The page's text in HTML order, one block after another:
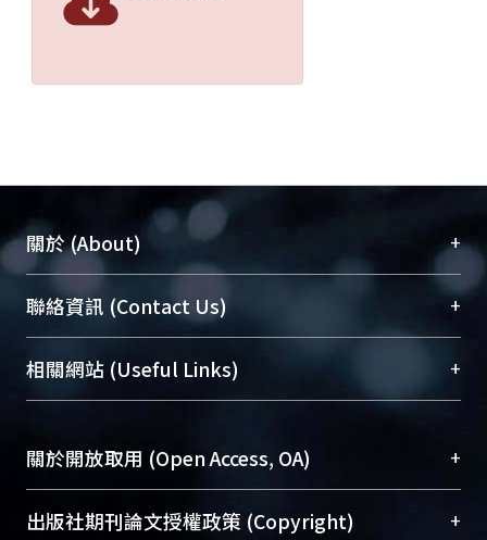
關於 (About) +
臺大位居世界頂尖大學之列，為永久珍藏及向國際
展現本校豐碩的研究成果及學術能量，圖書館整合
機構典藏（NTUR）與學術庫（AH）不同功能平
台，成為臺大學術典藏NTU scholars。期能整合研
究能量、促進交流合作、保存學術產出、推廣研究
成果。
To permanently archive and promote researcher
profiles and scholarly works, Library integrates the
聯絡資訊 (Contact Us) +
總館學科館員(Main Library)
醫學圖書館學科館員(Medical Library)
Sciences Library)
相關網站 (Useful Links) +
關於開放取用 (Open Access, OA) +
開放取用是從使用者角度提升資訊取用性的社會運
出版社期刊論文授權政策 (Copyright) +